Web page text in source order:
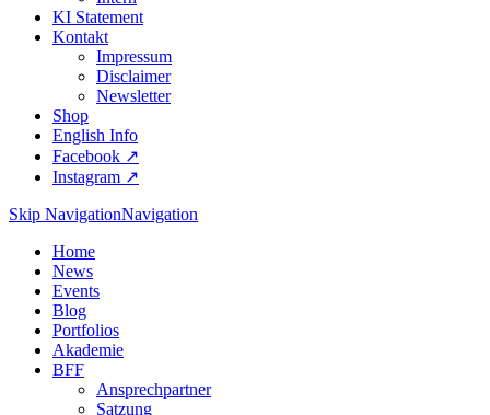
KI Statement
Kontakt
Impressum
Disclaimer
Newsletter
Shop
English Info
Facebook ↗︎
Instagram ↗︎
Skip NavigationNavigation
Home
News
Events
Blog
Portfolios
Akademie
BFF
Ansprechpartner
Satzung